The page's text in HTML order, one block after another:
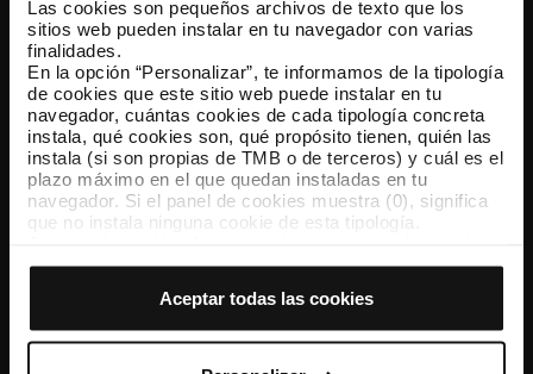
Las cookies son pequeños archivos de texto que los
sitios web pueden instalar en tu navegador con varias
finalidades.
En la opción “Personalizar”, te informamos de la tipología
de cookies que este sitio web puede instalar en tu
navegador, cuántas cookies de cada tipología concreta
instala, qué cookies son, qué propósito tienen, quién las
instala (si son propias de TMB o de terceros) y cuál es el
plazo máximo en el que quedan instaladas en tu
navegador. Si el panel de cookies muestra (0), significa
que no instala ninguna cookie de esta tipología.
que todas estas cookies se instalen en tu navegador.
tipología de cookies permite indicar si quieres que se
instalen o no las cookies de esa clase.
Una vez que hayas marcado tus preferencias, debes
Aceptar todas las cookies
TMB App
Descárgate TMB App y compra tus billetes
App Store Google Play